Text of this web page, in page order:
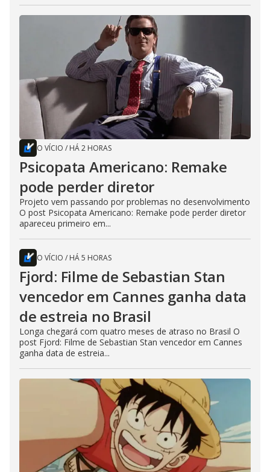
O VÍCIO / HÁ 2 HORAS
Psicopata Americano: Remake
pode perder diretor
Projeto vem passando por problemas no desenvolvimento
O post Psicopata Americano: Remake pode perder diretor
apareceu primeiro em...
O VÍCIO / HÁ 5 HORAS
Fjord: Filme de Sebastian Stan
vencedor em Cannes ganha data
de estreia no Brasil
Longa chegará com quatro meses de atraso no Brasil O
post Fjord: Filme de Sebastian Stan vencedor em Cannes
ganha data de estreia...